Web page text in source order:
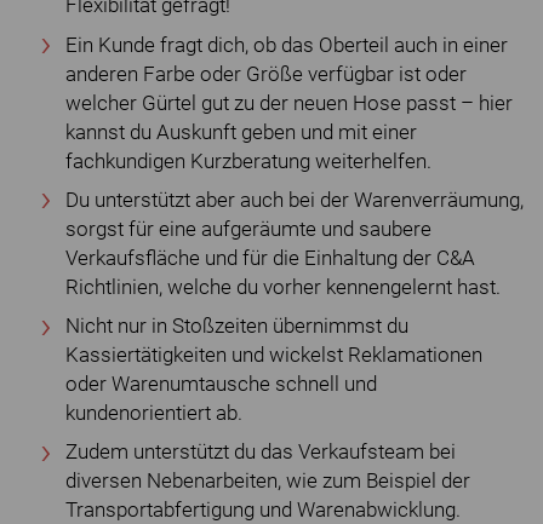
Flexibilität gefragt!
Ein Kunde fragt dich, ob das Oberteil auch in einer
anderen Farbe oder Größe verfügbar ist oder
welcher Gürtel gut zu der neuen Hose passt – hier
kannst du Auskunft geben und mit einer
fachkundigen Kurzberatung weiterhelfen.
Du unterstützt aber auch bei der Warenverräumung,
sorgst für eine aufgeräumte und saubere
Verkaufsfläche und für die Einhaltung der C&A
Richtlinien, welche du vorher kennengelernt hast.
Nicht nur in Stoßzeiten übernimmst du
Kassiertätigkeiten und wickelst Reklamationen
oder Warenumtausche schnell und
kundenorientiert ab.
Zudem unterstützt du das Verkaufsteam bei
diversen Nebenarbeiten, wie zum Beispiel der
Transportabfertigung und Warenabwicklung.